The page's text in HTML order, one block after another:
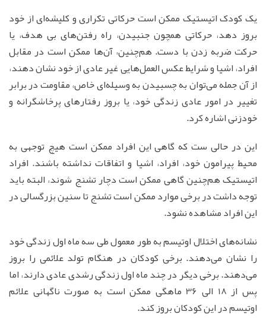
یک کودک اتیستیک ممکن است حرکاتی تکراری و کلیشه‌ای از خود
بروز دهد، حرکاتی همچون جنبیدن، راه رفتن‌های بی هدف، یا
حرکت ضربه زدن با دست. هم‌چنین، آن‌ها ممکن است در مقابل
افراد، اشیا و شرایط عکس العمل‌هایی غیر عادی از خود نشان دهند،
از آن جمله می‌توان به چسبیدن به وسیله‌ای خاص، مقاومت در برابر
تغییر در امور عادی زندگی خود، یا بروز رفتارهای پرخاشگرانه و
خودزنی اشاره کرد.
این در حالی ست که گاهی این افراد ممکن است هیچ توجهی به
محیط پیرامون خود، افراد، اشیا و اتفاقات نداشته باشند. افراد
اتیستیک هم‌چنین گاهی ممکن است دچار تشنج شوند، البته باید
توجه داشت در برخی موارد ممکن است تشنج تا سنین بزرگسالی در
این افراد مشاهده نشود.
نشانه‌های اختلال اوتیسم به طور معمول طی سه ماه اول زندگی خود
را نشان می‌دهند. برخی کودکان در هنگام تولد علائمی را بروز
می‌دهند. برخی دیگر در چند ماه اول زندگی رشدی عادی دارند، اما
پس از 18 الی 36 ماهگی ممکن است به صورت ناگهانی علائم
اوتیسم در این کودکان بروز کند.